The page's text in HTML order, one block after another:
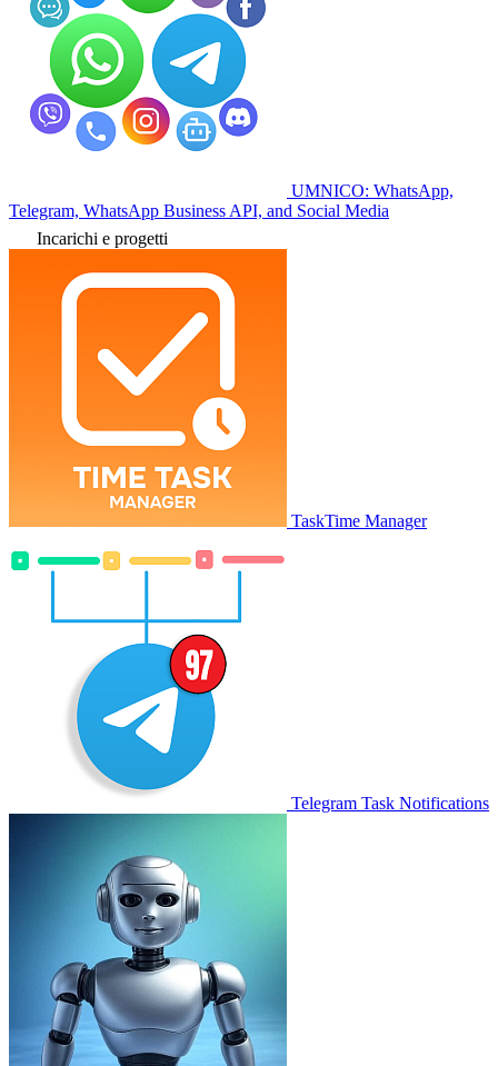
UMNICO: WhatsApp,
Telegram, WhatsApp Business API, and Social Media
Incarichi e progetti
TaskTime Manager
Telegram Task Notifications